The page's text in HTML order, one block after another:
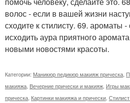
волос - если в вашей жизни
сходите к стилисту. 69. ароматы
исходить аура приятного
новыми новостями красоты.
Категории: Маникюр педикюр макияж прическа,
макияжа, Вечерние прически и макияж, Игры
прическа, Картинки макияжа и прически,